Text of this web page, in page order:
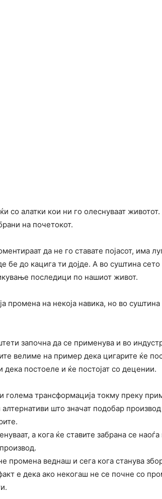
со алатки кои ни го олеснуваат
на почетокот.
да не го ставате појасот, има
бе до кацига ти дојде. А во суштина
последици по нашиот живот.
промена на некоја навика, но во
започна да се применува и во
велиме на пример дека цигарите ќе
постоеле и ќе постојат со децении.
голема трансформација токму преку
што значат подобар производ
а кога ќе ставите забрана се
промена веднаш и сега кога станува
е дека ако некогаш не се почне со